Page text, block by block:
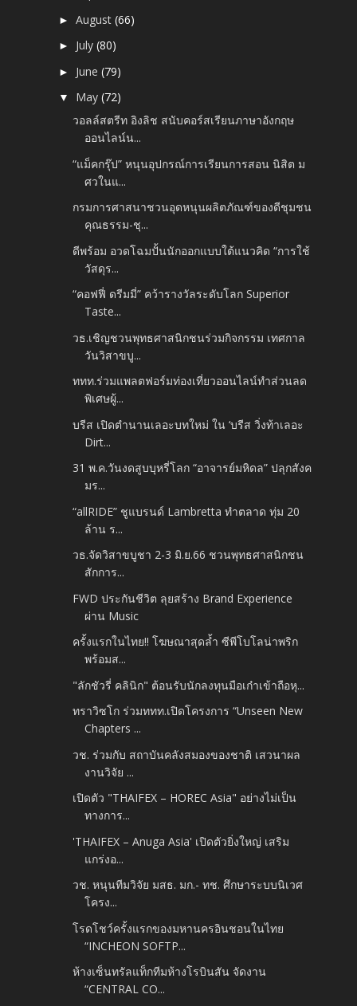
►August(66)
► July(80)
► June(79)
▼ May(72)
วอลล์สตรีท อิงลิช สนับคอร์สเรียนภาษาอังกฤษ
ออนไลน์น...
“แม็คกรุ๊ป” หนุนอุปกรณ์การเรียนการสอน นิสิต ม
ศวในแ...
กรมการศาสนาชวนอุดหนุนผลิตภัณฑ์ของดีชุมชน
คุณธรรม-ชุ...
ดีพร้อม อวดโฉมปั้นนักออกแบบใต้แนวคิด “การใช้
วัสดุร...
“คอฟฟี่ ดรีมมี่” คว้ารางวัลระดับโลก Superior
Taste...
วธ.เชิญชวนพุทธศาสนิกชนร่วมกิจกรรม เทศกาล
วันวิสาขบู...
ททท.ร่วมแพลตฟอร์มท่องเที่ยวออนไลน์ทำส่วนลด
พิเศษผู้...
บรีส เปิดตำนานเลอะบทใหม่ ใน ‘บรีส วิ่งท้าเลอะ
Dirt...
31 พ.ค.วันงดสูบบุหรี่โลก “อาจารย์มหิดล” ปลุกสังค
มร...
“allRIDE” ชูแบรนด์ Lambretta ทำตลาด ทุ่ม 20
ล้าน ร...
วธ.จัดวิสาขบูชา 2-3 มิ.ย.66 ชวนพุทธศาสนิกชน
สักการ...
FWD ประกันชีวิต ลุยสร้าง Brand Experience
ผ่าน Music
ครั้งแรกในไทย!! โฆษณาสุดล้ำ ซีพีโบโลน่าพริก
พร้อมส...
"ลักชัวรี่ คลินิก" ต้อนรับนักลงทุนมือเก๋าเข้าถือหุ...
ทราวิซโก ร่วมททท.เปิดโครงการ “Unseen New
Chapters ...
วช. ร่วมกับ สถาบันคลังสมองของชาติ เสวนาผล
งานวิจัย ...
เปิดตัว "THAIFEX – HOREC Asia" อย่างไม่เป็น
ทางการ...
'THAIFEX – Anuga Asia' เปิดตัวยิ่งใหญ่ เสริม
แกร่งอ...
วช. หนุนทีมวิจัย มสธ. มก.- ทช. ศึกษาระบบนิเวศ
โครง...
โรดโชว์ครั้งแรกของมหานครอินชอนในไทย
“INCHEON SOFTP...
ห้างเซ็นทรัลแท็กทีมห้างโรบินสัน จัดงาน
“CENTRAL CO...